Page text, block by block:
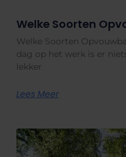
Welke Soorten
Welke Soorten
dag op het werk is er
lekker
Lees Meer